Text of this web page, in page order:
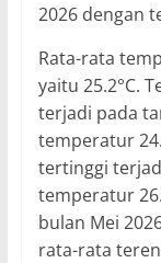
2026 dengan
Rata-rata
yaitu 25.2°C.
terjadi pada
temperatur
tertinggi
temperatur
bulan Mei
rata-rata